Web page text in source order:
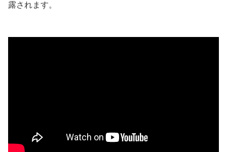
露されます。